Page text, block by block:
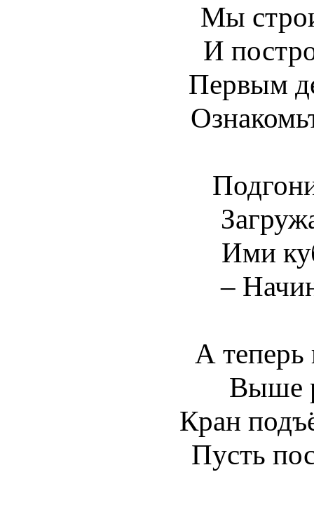
Мы
И
Первым
Ими
–
А теперь
Выше
Кран
Пусть